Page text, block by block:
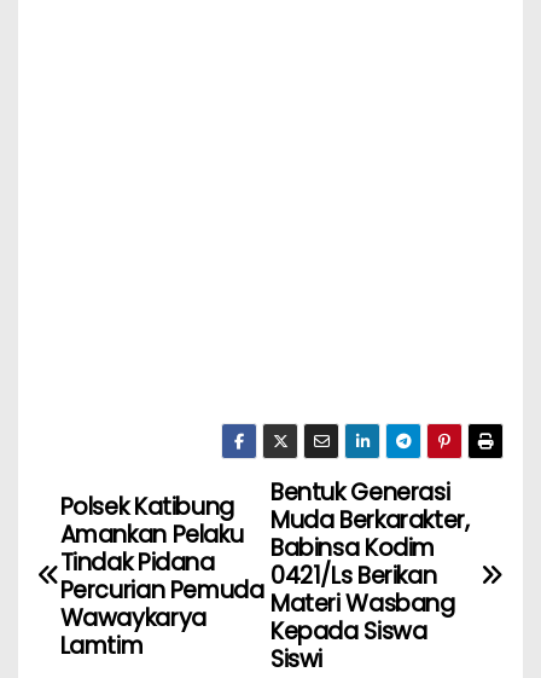
Bentuk Generasi
Muda Berkarakter,
Babinsa Kodim
0421/Ls Berikan
Materi Wasbang
Kepada Siswa
Siswi
Polsek Katibung
Amankan Pelaku
Tindak Pidana
Percurian Pemuda
Wawaykarya
Lamtim